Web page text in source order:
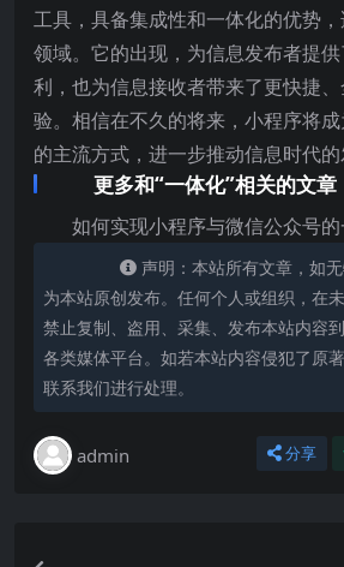
工具，具备集成性和一体化的优势
领域。它的出现，为信息发布者提
利，也为信息接收者带来了更快捷
验。相信在不久的将来，小程序将
的主流方式，进一步推动信息时代的
更多和“一体化”相关的文章
如何实现小程序与微信公众号的
声明：本站所有文章，如
为本站原创发布。任何个人或组织，在
禁止复制、盗用、采集、发布本站内容
各类媒体平台。如若本站内容侵犯了原
联系我们进行处理。
admin 分享